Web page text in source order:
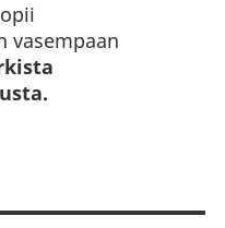
vasempaan